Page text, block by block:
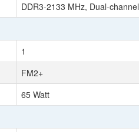
DDR3-2133 MHz, Dual-channel
1
FM2+
65 Watt